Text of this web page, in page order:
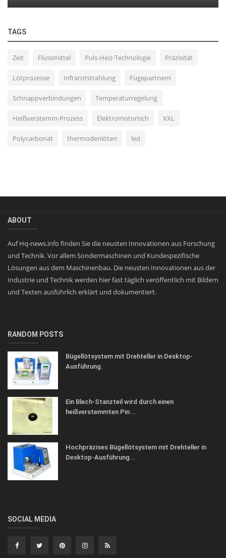
TAGS
Zeit Flussmittel Puls-Heiz-Technologie Präzisität
Lötprozesse Infrarotstrahlung Fügepartnern
Schnappverbindungen Temperaturregelung
Heißverstemm-Prozess Elektromotorisch XXL
Polycarbonat thermodenlöten led
ABOUT
Auf Hq-news.info finden Sie die neusten Innovationen aus Forschung
und Technik. Vor allem Sondermaschinen und Kundespezifische
Lösungen aus dem Maschinenbau. Die neusten Innovationen aus der
Industrie und Technik werden hier fast täglich veröffentlich mit Bildern
und Texten ausführlich erklärt und dokumentiert.
RANDOM POSTS
Bügellötsystem mit Drehteller in Desktop-
Ausführung.
Ein Blech-Stanzteil wird durch einen
heißverstemmten Pin...
Hochpräzises Bügellötsystem mit Drehteller in
Desktop-Ausführung...
SOCIAL MEDIA